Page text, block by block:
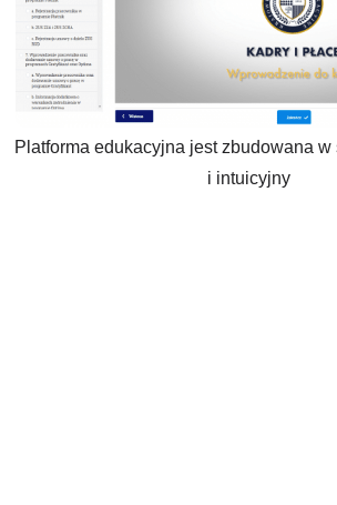
Platforma edukacyjna jest zbudowana
i intuicyjny